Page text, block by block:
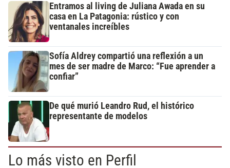
Entramos al living de Juliana Awada en su
casa en La Patagonia: rústico y con
ventanales increíbles
Sofía Aldrey compartió una reflexión a un
mes de ser madre de Marco: “Fue aprender a
confiar”
De qué murió Leandro Rud, el histórico
representante de modelos
Lo más visto en Perfil